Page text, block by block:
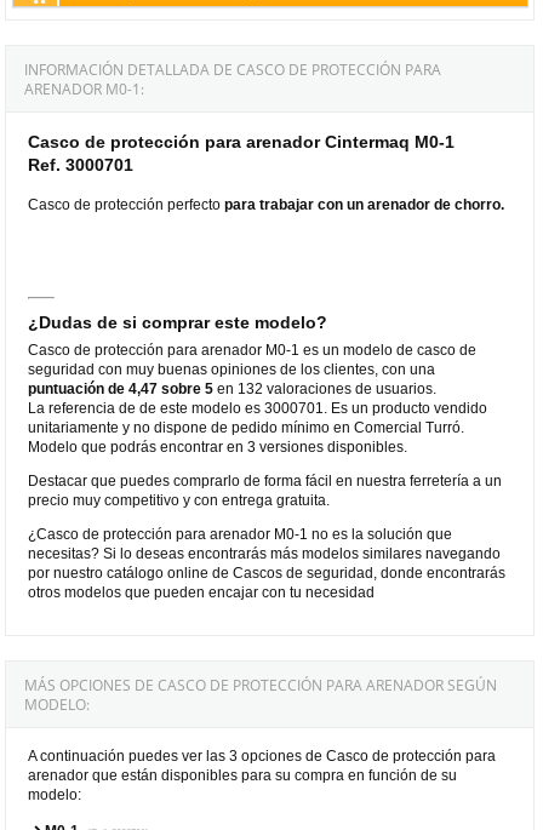
INFORMACIÓN DETALLADA DE CASCO DE PROTECCIÓN PARA
ARENADOR M0-1:
Casco de protección para arenador Cintermaq M0-1
Ref. 3000701
Casco de protección perfectopara trabajar con un arenador de chorro.
¿Dudas de si comprar este modelo?
Casco de protección para arenador M0-1 es un modelo de casco de
seguridad con muy buenas opiniones de los clientes, con una
puntuación de 4,47 sobre 5 en 132 valoraciones de usuarios.
La referencia de de este modelo es 3000701. Es un producto vendido
unitariamente y no dispone de pedido mínimo en Comercial Turró.
Modelo que podrás encontrar en 3 versiones disponibles.
Destacar que puedes comprarlo de forma fácil en nuestra ferretería a un
precio muy competitivo y con entrega gratuita.
¿Casco de protección para arenador M0-1 no es la solución que
necesitas? Si lo deseas encontrarás más modelos similares navegando
por nuestro catálogo online de Cascos de seguridad, donde encontrarás
otros modelos que pueden encajar con tu necesidad
MÁS OPCIONES DE CASCO DE PROTECCIÓN PARA ARENADOR SEGÚN
MODELO:
A continuación puedes ver las 3 opciones de Casco de protección para
arenador que están disponibles para su compra en función de su
modelo: